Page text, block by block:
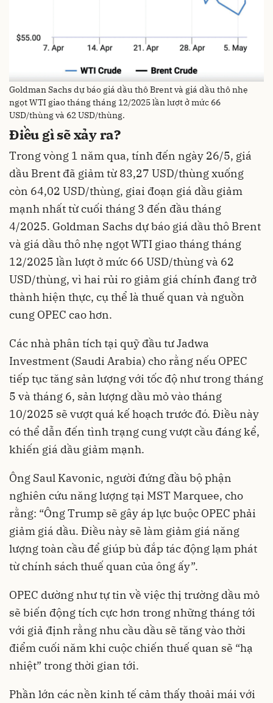
Goldman Sachs dự báo giá dầu thô Brent và giá dầu thô nhẹ
ngọt WTI giao tháng tháng 12/2025 lần lượt ở mức 66
USD/thùng và 62 USD/thùng.
Điều gì sẽ xảy ra?
Trong vòng 1 năm qua, tính đến ngày 26/5, giá
dầu Brent đã giảm từ 83,27 USD/thùng xuống
còn 64,02 USD/thùng, giai đoạn giá dầu giảm
mạnh nhất từ cuối tháng 3 đến đầu tháng
4/2025. Goldman Sachs dự báo giá dầu thô Brent
và giá dầu thô nhẹ ngọt WTI giao tháng tháng
12/2025 lần lượt ở mức 66 USD/thùng và 62
USD/thùng, vì hai rủi ro giảm giá chính đang trở
thành hiện thực, cụ thể là thuế quan và nguồn
cung OPEC cao hơn.
Các nhà phân tích tại quỹ đầu tư Jadwa
Investment (Saudi Arabia) cho rằng nếu OPEC
tiếp tục tăng sản lượng với tốc độ như trong tháng
5 và tháng 6, sản lượng dầu mỏ vào tháng
10/2025 sẽ vượt quá kế hoạch trước đó. Điều này
có thể dẫn đến tình trạng cung vượt cầu đáng kể,
khiến giá dầu giảm mạnh.
Ông Saul Kavonic, người đứng đầu bộ phận
nghiên cứu năng lượng tại MST Marquee, cho
rằng: “Ông Trump sẽ gây áp lực buộc OPEC phải
giảm giá dầu. Điều này sẽ làm giảm giá năng
lượng toàn cầu để giúp bù đắp tác động lạm phát
từ chính sách thuế quan của ông ấy”.
OPEC dường như tự tin về việc thị trường dầu mỏ
sẽ biến động tích cực hơn trong những tháng tới
với giả định rằng nhu cầu dầu sẽ tăng vào thời
điểm cuối năm khi cuộc chiến thuế quan sẽ “hạ
nhiệt” trong thời gian tới.
Phần lớn các nền kinh tế cảm thấy thoải mái với